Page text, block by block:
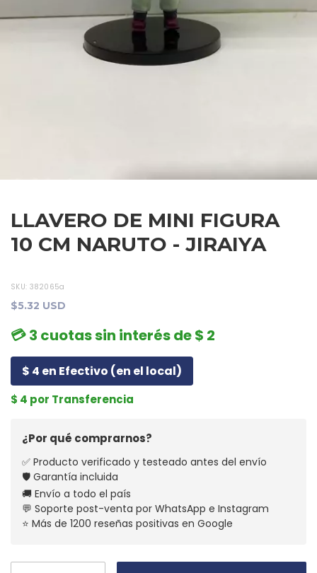
LLAVERO DE MINI FIGURA
10 CM NARUTO - JIRAIYA
SKU: 382065a
$5.32 USD
💳 3 cuotas sin interés de $ 2
$ 4 en Efectivo (en el local)
$ 4 por Transferencia
¿Por qué comprarnos?
✅ Producto verificado y testeado antes del envío
🛡️ Garantía incluida
🚚 Envío a todo el país
💬 Soporte post-venta por WhatsApp e Instagram
⭐ Más de 1200 reseñas positivas en Google